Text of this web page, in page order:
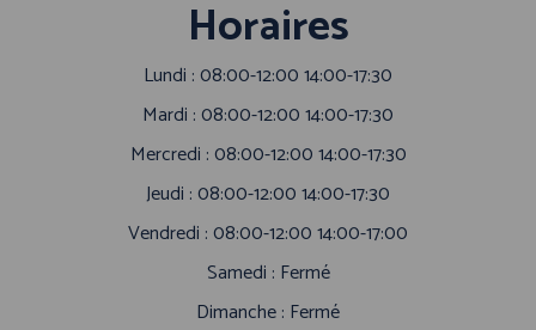
Horaires
Lundi : 08:00-12:00 14:00-17:30
Mardi : 08:00-12:00 14:00-17:30
Mercredi : 08:00-12:00 14:00-17:30
Jeudi : 08:00-12:00 14:00-17:30
Vendredi : 08:00-12:00 14:00-17:00
Samedi : Fermé
Dimanche : Fermé